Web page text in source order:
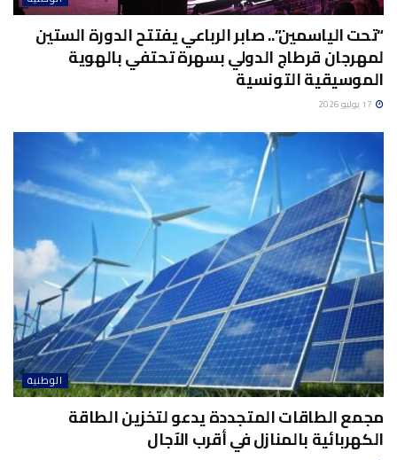
“تحت الياسمين”.. صابر الرباعي يفتتح الدورة الستين
لمهرجان قرطاج الدولي بسهرة تحتفي بالهوية
الموسيقية التونسية
الوطنية
مجمع الطاقات المتجددة يدعو لتخزين الطاقة
الكهربائية بالمنازل في أقرب الآجال